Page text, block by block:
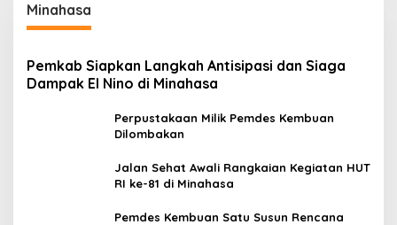
Minahasa
Pemkab Siapkan Langkah Antisipasi dan Siaga
Dampak El Nino di Minahasa
Perpustakaan Milik Pemdes Kembuan
Dilombakan
Jalan Sehat Awali Rangkaian Kegiatan HUT
RI ke-81 di Minahasa
Pemdes Kembuan Satu Susun Rencana